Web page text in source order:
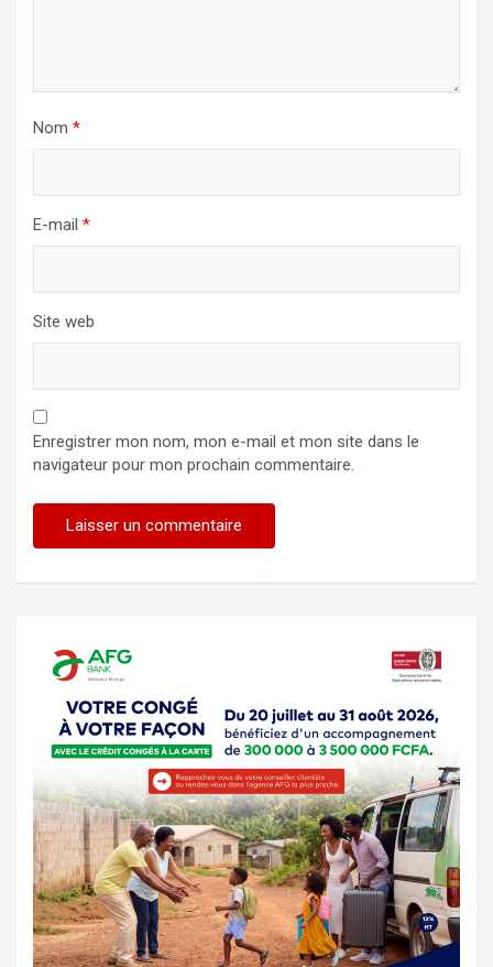
Nom *
E-mail *
Site web
Enregistrer mon nom, mon e-mail et mon site dans le
navigateur pour mon prochain commentaire.